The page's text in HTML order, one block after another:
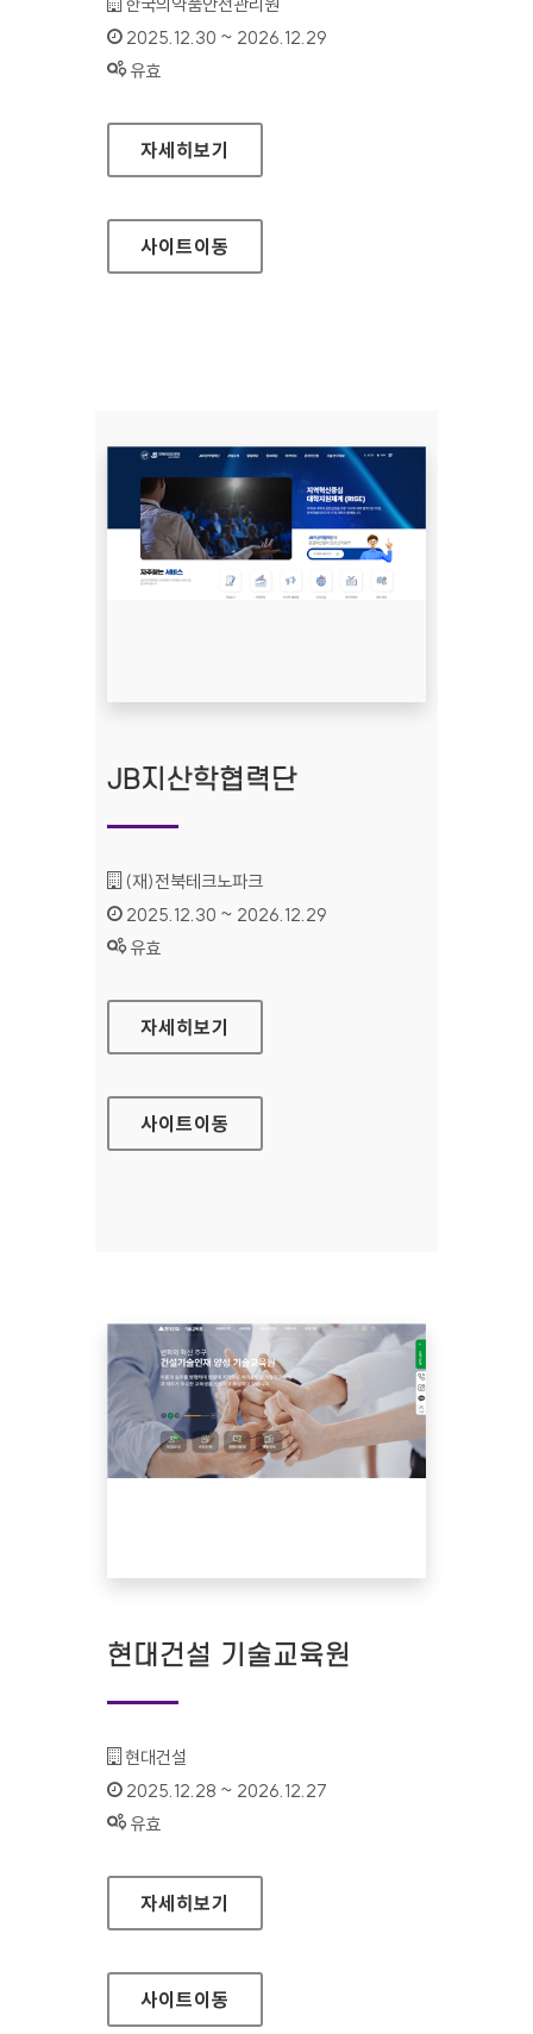
인증기간 :
2025.12.30 ~ 2026.12.29
상태 :
유효
첨단바이오의약품 장기추적조사시스템
자세히보기
사이트이동
JB지산학협력단
기관명 :
(재)전북테크노파크
인증기간 :
2025.12.30 ~ 2026.12.29
상태 :
유효
JB지산학협력단
자세히보기
사이트이동
현대건설 기술교육원
기관명 :
현대건설
인증기간 :
2025.12.28 ~ 2026.12.27
상태 :
유효
현대건설 기술교육원
자세히보기
사이트이동